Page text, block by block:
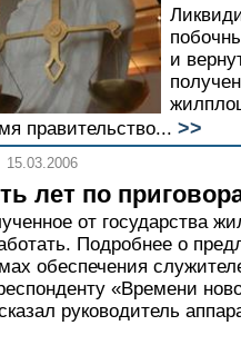
и
правительство... >>
15.03.2006
лет по
от государства
Подробнее о
обеспечения
«Времени
руководитель